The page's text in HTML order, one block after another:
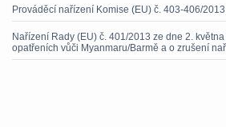
Prováděcí nařízení Komise (EU) č. 403-406/
Nařízení Rady (EU) č. 401/2013 ze dne 2.
opatřeních vůči Myanmaru/Barmě a o zrušení